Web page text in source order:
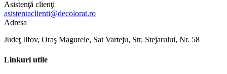
Asistenţă clienţi
asistentaclienti@decolorat.ro
Adresa
Judeţ Ilfov, Oraş Magurele, Sat Varteju, Str. Stejarului, Nr. 58
Linkuri utile